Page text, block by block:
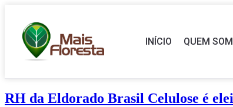
INÍCIO QUEM
RH da Eldorado Brasil Celulose é